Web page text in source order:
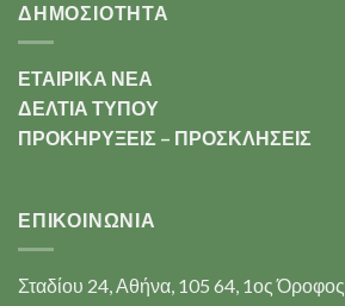
ΔΗΜΟΣΙΟΤΗΤΑ
ΕΤΑΙΡΙΚΑ ΝΕΑ
ΔΕΛΤΙΑ ΤΥΠΟΥ
ΠΡΟΚΗΡΥΞΕΙΣ – ΠΡΟΣΚΛΗΣΕΙΣ
ΕΠΙΚΟΙΝΩΝΊΑ
Σταδίου 24, Αθήνα, 105 64, 1ος Όροφος